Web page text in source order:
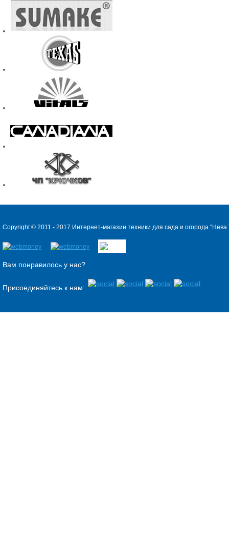
Copyright © 2011 - 2017 Интернет-магазин техники для сада и огорода "Нева
Вам понравилось у нас?
Присоединяйтесь к нам: